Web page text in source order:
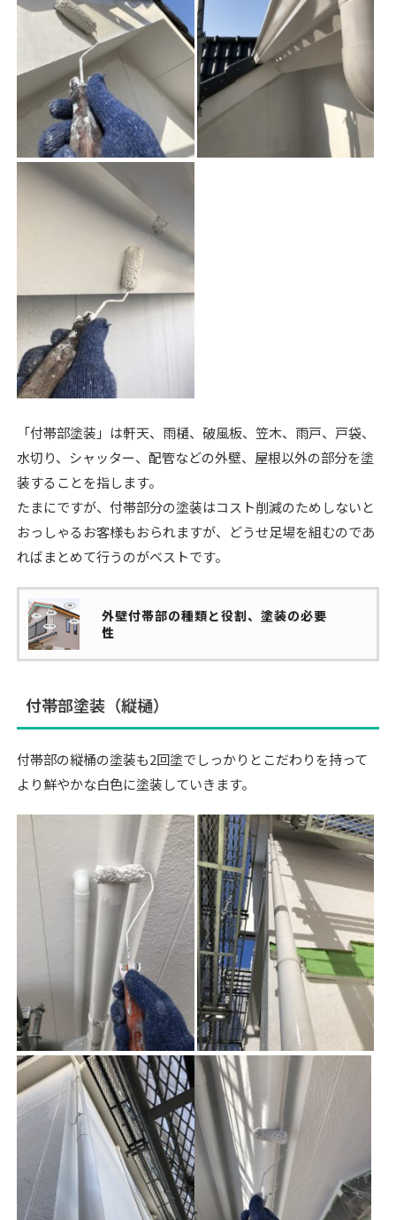
「付帯部塗装」は軒天、雨樋、破風板、笠木、雨戸、戸袋、
水切り、シャッター、配管などの外壁、屋根以外の部分を塗
装することを指します。
たまにですが、付帯部分の塗装はコスト削減のためしないと
おっしゃるお客様もおられますが、どうせ足場を組むのであ
ればまとめて行うのがベストです。
外壁付帯部の種類と役割、塗装の必要
性
付帯部塗装（縦樋）
付帯部の縦桶の塗装も2回塗でしっかりとこだわりを持って
より鮮やかな白色に塗装していきます。